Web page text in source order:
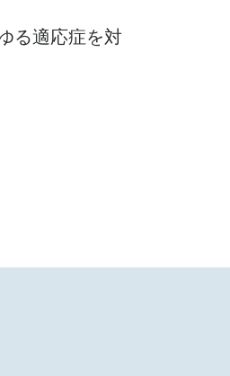
る適応症を対